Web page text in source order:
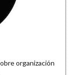
organización